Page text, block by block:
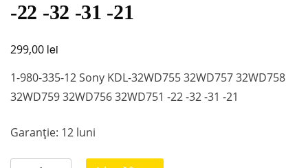
-22 -32 -31 -21
299,00 lei
1-980-335-12 Sony KDL-32WD755 32WD757 32WD758
32WD759 32WD756 32WD751 -22 -32 -31 -21
Garanție: 12 luni